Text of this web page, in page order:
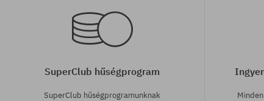
SuperClub hűségprogram
SuperClub hűségprogramunknak